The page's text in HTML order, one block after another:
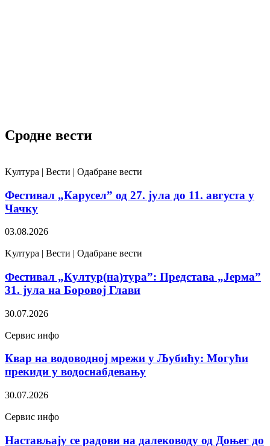
Сродне вести
Kултура | Вести | Одабране вести
Фестивал „Карусел” од 27. јула до 11. августа у
Чачку
03.08.2026
Kултура | Вести | Одабране вести
Фестивал „Култур(на)тура”: Представа „Јерма”
31. јула на Боровој Глави
30.07.2026
Сервис инфо
Квар на водоводној мрежи у Љубићу: Могући
прекиди у водоснабдевању
30.07.2026
Сервис инфо
Настављају се радови на далеководу од Доњег до